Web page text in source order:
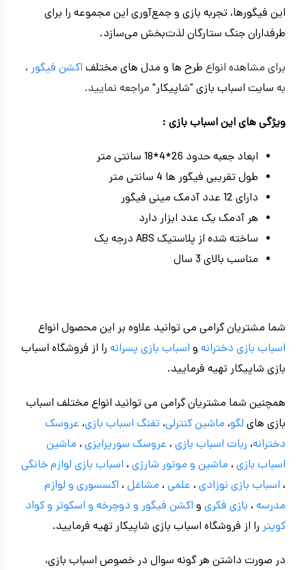
این فیگورها، تجربه بازی و جمع‌آوری این مجموعه را برای
طرفداران جنگ ستارگان لذت‌بخش می‌سازد.
برای مشاهده انواع طرح ها و مدل های مختلف اکشن فیگور ،
به سایت اسباب بازی "شاپیکار" مراجعه نمایید.
ویژگی های این اسباب بازی :
ابعاد جعبه حدود 26*4*18 سانتی متر
طول تقریبی فیگور ها 4 سانتی متر
دارای 12 عدد آدمک مینی فیگور
هر آدمک یک عدد ابزار دارد
ساخته شده از پلاستیک ABS درجه یک
مناسب بالای 3 سال
شما مشتریان گرامی می توانید علاوه بر این محصول انواع
اسباب بازی دخترانه و اسباب بازی پسرانه را از فروشگاه اسباب
بازی شاپیکار تهیه فرمایید.
همچنین شما مشتریان گرامی می توانید انواع مختلف اسباب
بازی های لگو، ماشین کنترلی، تفنگ اسباب بازی، عروسک
دخترانه، ربات اسباب بازی ، عروسک سورپرایزی ، ماشین
اسباب بازی ، ماشین و موتور شارژی ، اسباب بازی لوازم خانگی
، اسباب بازی نوزادی ، علمی ، مشاغل ، اکسسوری و لوازم
مدرسه ، بازی فکری و اکشن فیگور و دوچرخه و اسکوتر و کواد
کوپتر را از فروشگاه اسباب بازی شاپیکار تهیه فرمایید.
در صورت داشتن هر گونه سوال در خصوص اسباب بازی،